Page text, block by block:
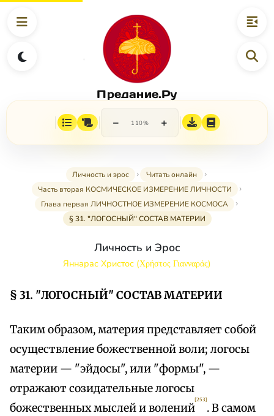
Предание.Ру
− 110% +
Личность и эрос
Читать онлайн
Часть вторая КОСМИЧЕСКОЕ ИЗМЕРЕНИЕ ЛИЧНОСТИ
Глава первая ЛИЧНОСТНОЕ ИЗМЕРЕНИЕ КОСМОСА
§ 31. "ЛОГОСНЫЙ" СОСТАВ МАТЕРИИ
Личность и Эрос
Яннарас Христос (Χρήστος Γιανναράς)
§ 31. "ЛОГОСНЫЙ" СОСТАВ МАТЕРИИ
Таким образом, материя представляет собой
осуществление божественной воли; логосы
материи — "эйдосы", или "формы", —
отражают созидательные логосы
божественных мыслей и волений
[253]
. В самом